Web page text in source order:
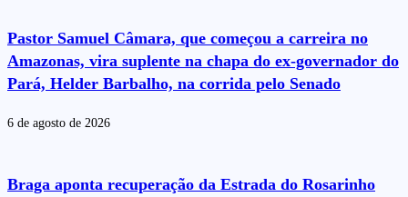
Pastor Samuel Câmara, que começou a carreira no
Amazonas, vira suplente na chapa do ex-governador do
Pará, Helder Barbalho, na corrida pelo Senado
6 de agosto de 2026
Braga aponta recuperação da Estrada do Rosarinho